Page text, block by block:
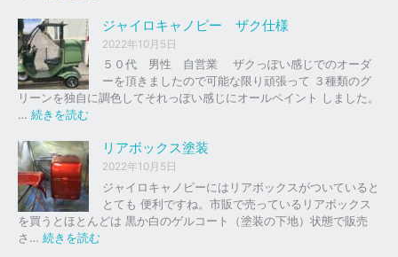
イ
ク
車
下
、
買
取
を
は
ャ
イ
ロ
ッ
ド
ッ
ド
ジャイロキャノピー ザク仕様
2022年10月5日
５０代 男性 自営業 ザクっぽい感じでのオーダ
ーを頂きましたので可能な限り頑張って ３種類のグ
リーンを独自に調色してそれっぽい感じにオールペイント しました。
… 続きを読む
イ
ロ
キ
ャ
ノ
ピ
リアボックス塗装
2022年10月5日
ジャイロキャノピーにはリアボックスがついていると
とても 便利ですね。市販で売っているリアボックス
を買うとほとんどは 黒か白のゲルコート（塗装の下地）状態で販売
さ… 続きを読む